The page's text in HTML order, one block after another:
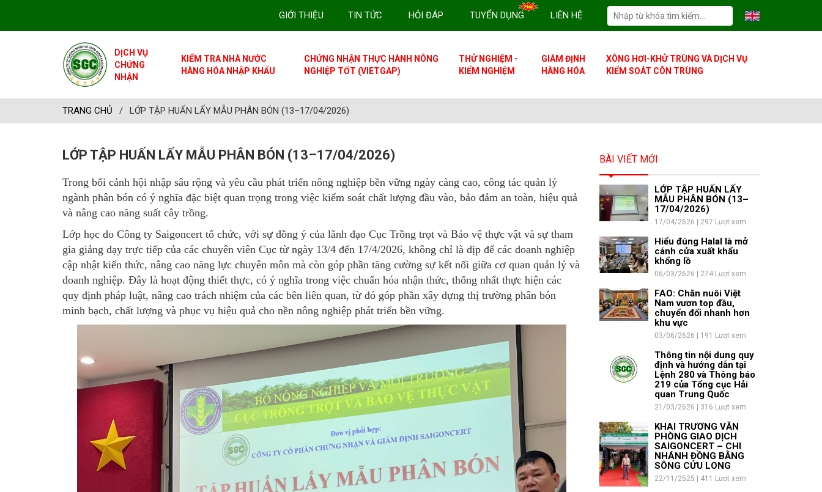
GIỚI THIỆU TIN TỨC HỎI ĐÁP TUYỂN DỤNG LIÊN HỆ
DỊCH VỤ
CHỨNG
NHẬN
KIỂM TRA NHÀ NƯỚC
HÀNG HÓA NHẬP KHẨU
CHỨNG NHẬN THỰC HÀNH NÔNG
NGHIỆP TỐT (VIETGAP)
THỬ NGHIỆM -
KIỂM NGHIỆM
GIÁM ĐỊNH
HÀNG HÓA
XÔNG HƠI-KHỬ TRÙNG VÀ DỊCH VỤ
KIỂM SOÁT CÔN TRÙNG
TRANG CHỦ / LỚP TẬP HUẤN LẤY MẪU PHÂN BÓN (13–17/04/2026)
LỚP TẬP HUẤN LẤY MẪU PHÂN BÓN (13–17/04/2026)
Trong bối cảnh hội nhập sâu rộng và yêu cầu phát triển nông nghiệp bền vững ngày càng cao, công tác quản lý
ngành phân bón có ý nghĩa đặc biệt quan trọng trong việc kiểm soát chất lượng đầu vào, bảo đảm an toàn, hiệu quả
và nâng cao năng suất cây trồng.
Lớp học do Công ty Saigoncert tổ chức, với sự đồng ý của lãnh đạo Cục Trồng trọt và Bảo vệ thực vật và sự tham
gia giảng dạy trực tiếp của các chuyên viên Cục từ ngày 13/4 đến 17/4/2026, không chỉ là dịp để các doanh nghiệp
cập nhật kiến thức, nâng cao năng lực chuyên môn mà còn góp phần tăng cường sự kết nối giữa cơ quan quản lý và
doanh nghiệp. Đây là hoạt động thiết thực, có ý nghĩa trong việc chuẩn hóa nhận thức, thống nhất thực hiện các
quy định pháp luật, nâng cao trách nhiệm của các bên liên quan, từ đó góp phần xây dựng thị trường phân bón
minh bạch, chất lượng và phục vụ hiệu quả cho nền nông nghiệp phát triển bền vững.
BÀI VIẾT MỚI
LỚP TẬP HUẤN LẤY
MẪU PHÂN BÓN (13–
17/04/2026)
17/04/2626 | 297 Lượt xem
Hiểu đúng Halal là mở
cánh cửa xuất khẩu
khổng lồ
06/03/2626 | 274 Lượt xem
FAO: Chăn nuôi Việt
Nam vươn top đầu,
chuyển đổi nhanh hơn
khu vực
03/06/2626 | 191 Lượt xem
Thông tin nội dung quy
định và hướng dẫn tại
Lệnh 280 và Thông báo
219 của Tổng cục Hải
quan Trung Quốc
21/03/2626 | 316 Lượt xem
KHAI TRƯƠNG VĂN
PHÒNG GIAO DỊCH
SAIGONCERT – CHI
NHÁNH ĐỒNG BẰNG
SÔNG CỬU LONG
22/11/2525 | 411 Lượt xem